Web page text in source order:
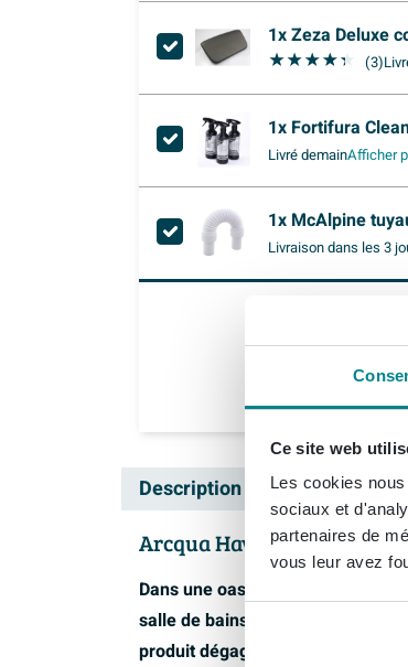
Ce site web
Les cookies
sociaux et
partenaires de
vous leur avez
1xZeza Deluxe
(3)
1x Fortifura
Livré demainAfficher
1x McAlpine
Livraisondans les 3
Description
Arcqua Havana Baignoire
Dans une oasis de calme et de
salle de bains en un espace
produit dégage classe et confort,